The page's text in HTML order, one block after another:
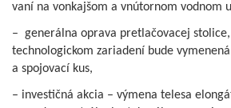
vaní na vonkajšom a vnútornom vodnom
– generálna oprava pretlačovacej
technologickom zariadení bude
a spojovací kus,
– investičná akcia – výmena telesa